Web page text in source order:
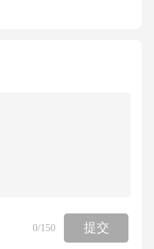
改用长效针剂如棕
前与精神科急诊建
者被害妄想的主题变
供给医生作为调整治
0/150 提交